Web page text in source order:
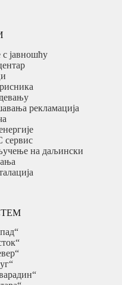
јавношћу
рекламација
сервис
на даљински